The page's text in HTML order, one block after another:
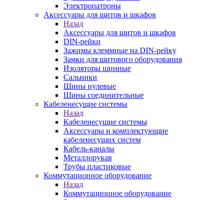
Электропатроны
Аксессуары для щитов и шкафов
Назад
Аксессуары для щитов и шкафов
DIN-рейки
Зажимы клеммные на DIN-рейку
Замки для щитового оборудования
Изоляторы шинные
Сальники
Шины нулевые
Шины соединительные
Кабеленесущие системы
Назад
Кабеленесущие системы
Аксессуары и комплектующие
кабеленесущих систем
Кабель-каналы
Металлорукав
Трубы пластиковые
Коммутационное оборудование
Назад
Коммутационное оборудование